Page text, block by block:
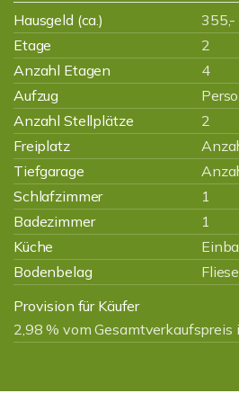
Hausgeld (ca.)
355,-
Etage
2
Anzahl Etagen
4
Aufzug
Anzahl Stellplätze
2
Freiplatz
Tiefgarage
Schlafzimmer
1
Badezimmer
1
Küche
Bodenbelag
Provision für Käufer
2,98 % vom Gesamtverkaufspreis